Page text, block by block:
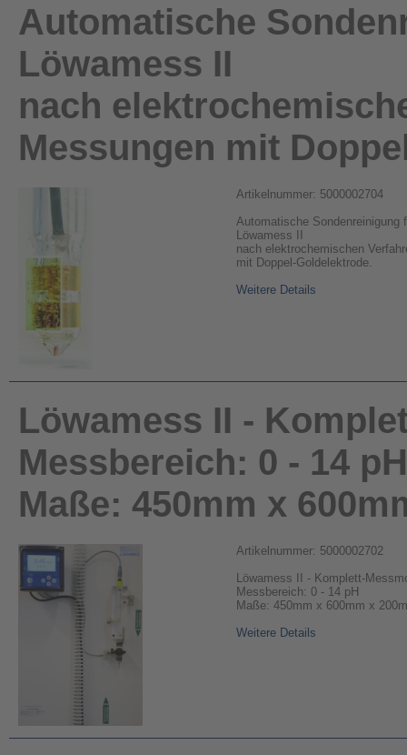
Automatische
Löwamess II
nach
Messungen mit
Artikelnummer: 5000002704
Automatische Sondenreinigung
Löwamess II
nach elektrochemischen
mit Doppel-Goldelektrode.
Weitere Details
Löwamess II -
Messbereich: 0 - 14 pH
Maße: 450mm x
Artikelnummer: 5000002702
Löwamess II - Komplett-
Messbereich: 0 - 14 pH
Maße: 450mm x 600mm x
Weitere Details